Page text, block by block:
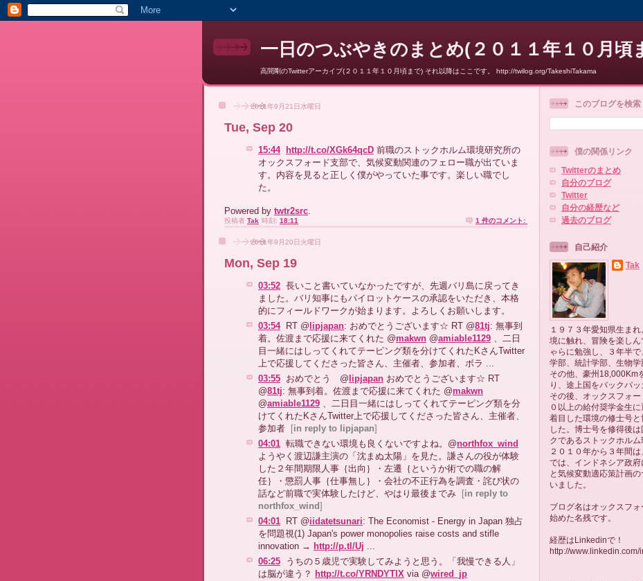
一日のつぶやきのまとめ(２０１１年１０月頃
高間剛のTwitterアーカイブ(２０１１年１０月頃まで) それ以降はここです。 http://twilog.org/TakeshiTakama
2011年9月21日水曜日
Tue, Sep 20
15:44 http://t.co/XGk64qcD 前職のストックホルム環境研究所の
オックスフォード支部で、気候変動関連のフェロー職が出ていま
す。内容を見ると正しく僕がやっていた事です。楽しい職でし
た。
Powered by twtr2src.
投稿者 Tak 時刻: 18:11 1 件のコメント:
2011年9月20日火曜日
Mon, Sep 19
03:52 長いこと書いていなかったですが、先週バリ島に戻ってき
ました。バリ知事にもパイロットケースの承認をいただき、本格
的にフィールドワークが始まります。よろしくお願いします。
03:54
RT @ lipjapan: おめでとうございます☆ RT @81tj: 無事到
着。佐渡まで応援に来てくれた @makwn @amiable1129 、二日
目一緒にはしってくれてテーピング類を分けてくれたKさんTwitter
上で応援してくださった皆さん、主催者、参加者、ボラ ...
03:55 おめでとう @ lipjapan おめでとうございます☆ RT
@81tj: 無事到着。佐渡まで応援に来てくれた @makwn
@amiable1129 、二日目一緒にはしってくれてテーピング類を分
けてくれたKさんTwitter上で応援してくださった皆さん、主催者、
参加者 [in reply to lipjapan]
04:01 転職できない環境も良くないですよね。@northfox_wind
ようやく渡辺謙主演の「沈まぬ太陽」を見た。謙さんの役が体験
した２年間期限人事｛出向｝・左遷｛というか術での職の解
任｝・懲罰人事｛仕事無し｝・会社の不正行為を調査・詫び状の
話など前職で実体験したけど、やはり最後までみ [in reply to
northfox_wind]
04:01
RT @iidatetsunari: The Economist - Energy in Japan 独占
を問題視(1) Japan's power monopolies raise costs and stifle
innovation → http://p.tl/Uj ...
06:25
うちの５歳児で実験してみようと思う。「我慢できる人」
は脳が違う？ http://t.co/YRNDYTlX via @wired_jp
このブログを検索
僕の関係リンク
Twitterのまとめ
自分のブログ
Twitter
自分の経歴など
過去のブログ
自己紹介
Tak
１９７３年愛知県生ま
境に触れ、冒険を楽し
ゃらに勉強し、３年半
学部、統計学部、生物学
その他、豪州18,000Km
り、途上国をバックパッ
その後、オックスフォ
０以上の給付奨学金生
着目した環境の修士号と
した。博士号を修得後
クであるストックホルム
２０１０年から３年間
では、インドネシア政
と気候変動適応策計画
いました。
ブログ名はオックスフ
始めた名残です。
経歴はLinkedinで！
http://www.linkedin.com/